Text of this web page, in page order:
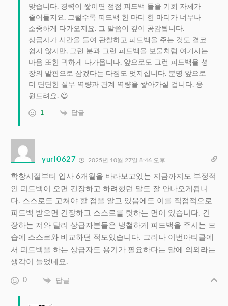
맞습니다. 경력이 쌓이면 점점 피드백 들을 기회 자체가
줄어들지요. 그럴수록 피드백 한 마디 한 마디가 너무나
소중하게 다가오지요. 그 말씀이 깊이 공감됩니다.
상급자가 시간을 들여 관찰하고 피드백을 주는 것도 결코
쉽지 않지만, 그런 분과 그런 피드백을 보물처럼 여기시는
마음 또한 귀하게 다가옵니다. 앞으로도 그런 피드백을 성
장의 발판으로 삼겠다는 다짐도 멋지십니다. 분명 앞으로
더 단단한 실무 역량과 관계 역량을 쌓아가실 겁니다. 응
원드려요. 😃
1 답글
yurl0627 2025년 10월 27일 8:46 오후
학창시절부터 입사 6개월을 바라보고있는 지금까지도 부정적
인 피드백이 오면 긴장하고 하려했던 말도 잘 안나오게됩니
다. 스스로도 고쳐야 할 점을 알고 있음에도 이를 직접적으로
피드백 받으면 긴장하고 스스로를 탓하는 면이 있습니다. 긴
장하는 저와 달리 상급자분들은 냉철하게 피드백을 주시는 모
습에 스스로와 비교하던 적도있습니다. 그러나 이번아티클에
서 피드백을 하는 상급자도 용기가 필요하다는 말에 의외라는
생각이 들었네요.
0 답글